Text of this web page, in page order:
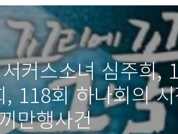
커스소녀 심주희,
118회 하나회의
만행사건